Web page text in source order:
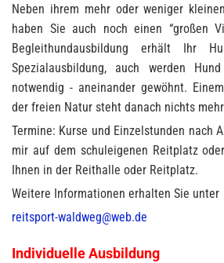
Neben ihrem mehr oder weniger
haben Sie auch noch einen “großen
Begleithundausbildung erhält Ihr
Spezialausbildung, auch werden
notwendig - aneinander gewöhnt.
der freien Natur steht danach nichts
Termine: Kurse und Einzelstunden nach
mir auf dem schuleigenen Reitplatz
Ihnen in der Reithalle oder Reitplatz.
Weitere Informationen erhalten Sie unter
reitsport-waldweg@web.de
Individuelle Ausbildung